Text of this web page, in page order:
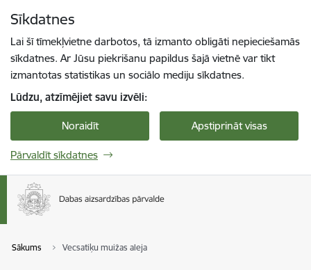
Sīkdatnes
Lai šī tīmekļvietne darbotos, tā izmanto obligāti nepieciešamās
sīkdatnes. Ar Jūsu piekrišanu papildus šajā vietnē var tikt
izmantotas statistikas un sociālo mediju sīkdatnes.
Lūdzu, atzīmējiet savu izvēli:
Noraidīt Apstiprināt visas
Pārvaldīt sīkdatnes
Sākums Vecsatiķu muižas aleja